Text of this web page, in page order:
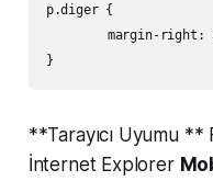
p.diger {
**Tarayıcı Uyumu
İnternet Explorer